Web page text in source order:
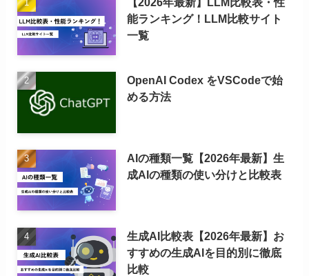
能ランキング！LLM比較サイト
一覧
OpenAI Codex をVSCodeで始
める方法
AIの種類一覧【2026年最新】生
成AIの種類の使い分けと比較表
生成AI比較表【2026年最新】お
すすめの生成AIを目的別に徹底
比較